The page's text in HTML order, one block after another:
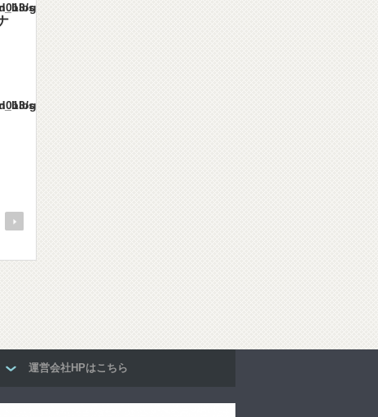
gorgeous_tcd013/single.php
gorgeous_tcd013/single.php
運営会社HPはこちら